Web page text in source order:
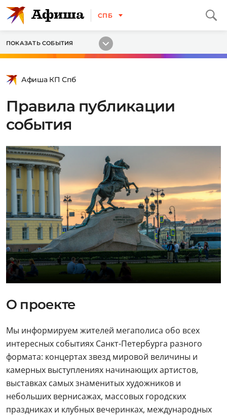
СПБ
ПОКАЗАТЬ СОБЫТИЯ
Афиша КП Спб
Правила публикации
события
О проекте
Мы информируем жителей мегаполиса обо всех
интересных событиях Санкт-Петербурга разного
формата: концертах звезд мировой величины и
камерных выступлениях начинающих артистов,
выставках самых знаменитых художников и
небольших вернисажах, массовых городских
праздниках и клубных вечеринках, международных